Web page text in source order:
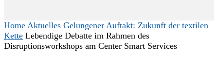
Home Aktuelles Gelungener Auftakt: Zukunft der textilen
Kette Lebendige Debatte im Rahmen des
Disruptionsworkshops am Center Smart Services